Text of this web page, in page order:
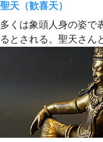
聖天（歓喜天）
多くは象頭人身の姿で
るとされる。聖天さん